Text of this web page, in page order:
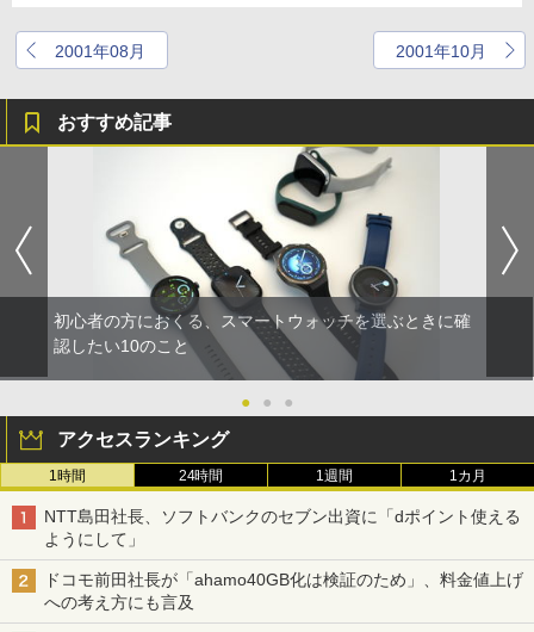
2001年08月 2001年10月
おすすめ記事
初心者の方におくる、スマートウォッチを選ぶときに確
認したい10のこと
● ● ●
アクセスランキング
1時間 24時間 1週間 1カ月
NTT島田社長、ソフトバンクのセブン出資に「dポイント使える
ようにして」
ドコモ前田社長が「ahamo40GB化は検証のため」、料金値上げ
への考え方にも言及